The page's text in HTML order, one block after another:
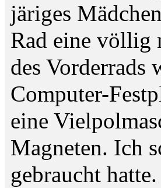
järiges
Rad eine völlig
des Vorderrads
Computer-
eine
Magneten. Ich
gebraucht